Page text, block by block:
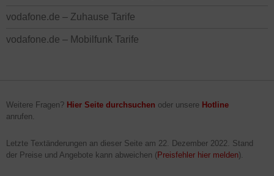
vodafone.de – Zuhause Tarife
vodafone.de – Mobilfunk Tarife
Weitere Fragen? Hier Seite durchsuchen oder unsere Hotline
anrufen.
Letzte Textänderungen an dieser Seite am 22. Dezember 2022. Stand
der Preise und Angebote kann abweichen (Preisfehler hier melden).